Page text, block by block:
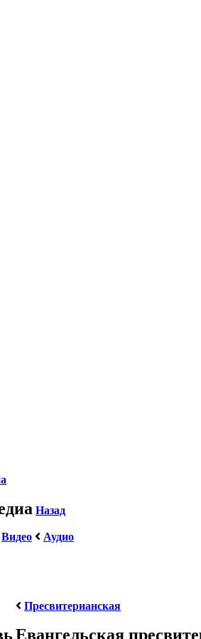
Назад
Видео
Аудио
Пресвитерианская
Евангельская